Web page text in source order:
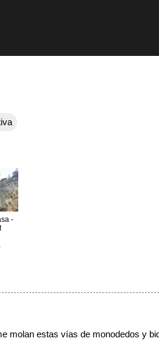
-
molan estas vías de monodedos y